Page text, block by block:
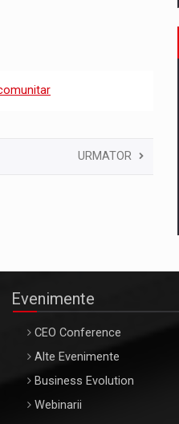
URMATOR
Evenimente
CEO Conference
Alte Evenimente
Business Evolution
Webinarii